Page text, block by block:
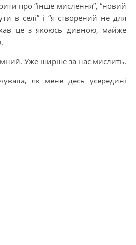
про “інше мислення”, “новий
в селі” і “я створений не для
це з якоюсь дивною, майже
Уже ширше за нас мислить.
як мене десь усередині